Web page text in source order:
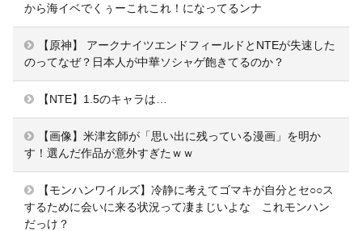
から海イベでくぅーこれこれ！になってるンナ
【原神】 アークナイツエンドフィールドとNTEが失速した
のってなぜ？日本人が中華ソシャゲ飽きてるのか？
【NTE】1.5のキャラは…
【画像】米津玄師が「思い出に残っている漫画」を明か
す！選んだ作品が意外すぎたｗｗ
【モンハンワイルズ】冷静に考えてゴマキが自分とセ○○ス
するために会いに来る状況って凄まじいよな これモンハン
だっけ？